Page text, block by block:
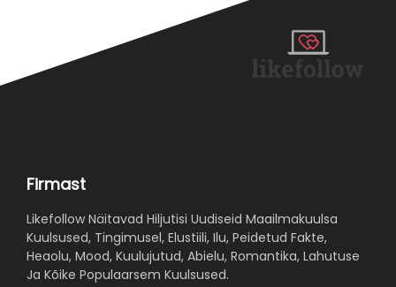
Firmast
Likefollow Näitavad Hiljutisi Uudiseid Maailmakuulsa
Kuulsused, Tingimusel, Elustiili, Ilu, Peidetud Fakte,
Heaolu, Mood, Kuulujutud, Abielu, Romantika, Lahutuse
Ja Kõike Populaarsem Kuulsused.